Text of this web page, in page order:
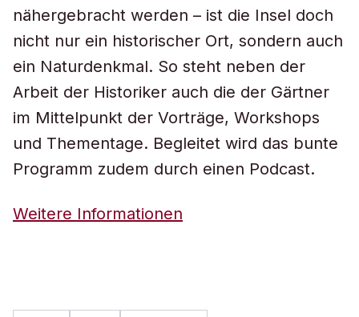
nähergebracht werden – ist die Insel doch
nicht nur ein historischer Ort, sondern auch
ein Naturdenkmal. So steht neben der
Arbeit der Historiker auch die der Gärtner
im Mittelpunkt der Vorträge, Workshops
und Thementage. Begleitet wird das bunte
Programm zudem durch einen Podcast.
Weitere Informationen